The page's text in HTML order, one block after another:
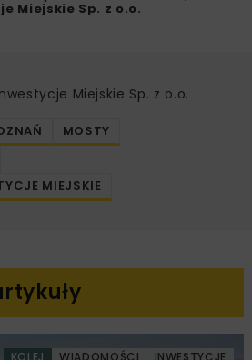
Miejskie Sp. z o.o.
Miejskie Sp. z o.o.
MOSTY
MIEJSKIE